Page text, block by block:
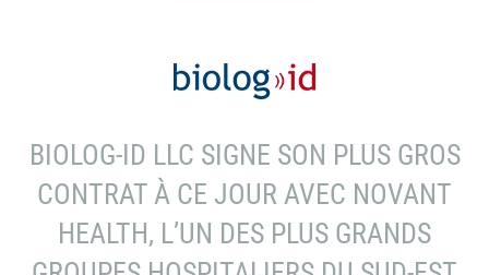
BIOLOG-ID LLC SIGNE SON PLUS GROS
CONTRAT À CE JOUR AVEC NOVANT
HEALTH, L’UN DES PLUS GRANDS